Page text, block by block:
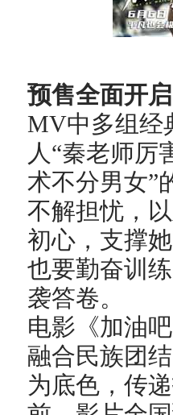
预售全面开启
MV中多组经
人“秦老师厉
术不分男女”
不解担忧，
初心，支撑
也要勤奋训
袭答卷。
电影《加油
融合民族团
为底色，传